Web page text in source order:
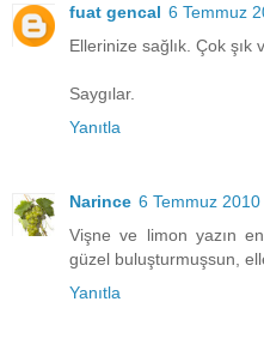
fuat gencal 6 Temmuz
Ellerinize sağlık. Çok şık
Saygılar.
Yanıtla
Narince 6 Temmuz 2010
Vişne ve limon yazın
güzel buluşturmuşsun,
Yanıtla